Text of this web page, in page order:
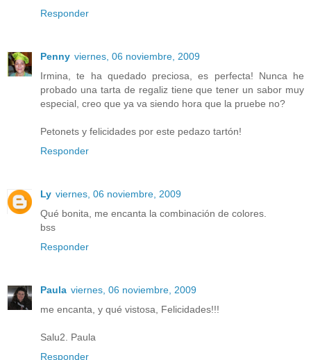
Responder
Penny viernes, 06 noviembre, 2009
Irmina, te ha quedado preciosa, es perfecta! Nunca he
probado una tarta de regaliz tiene que tener un sabor muy
especial, creo que ya va siendo hora que la pruebe no?
Petonets y felicidades por este pedazo tartón!
Responder
Ly viernes, 06 noviembre, 2009
Qué bonita, me encanta la combinación de colores.
bss
Responder
Paula viernes, 06 noviembre, 2009
me encanta, y qué vistosa, Felicidades!!!
Salu2. Paula
Responder